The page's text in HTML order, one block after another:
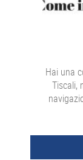
Hai una
Tiscali,